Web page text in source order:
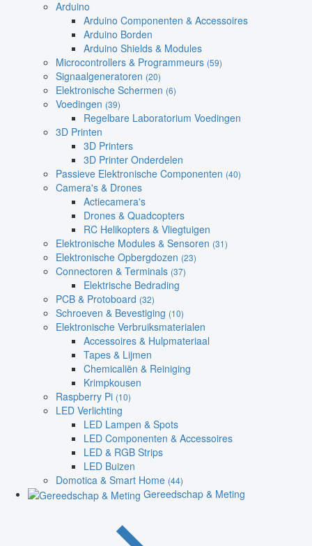
Arduino
Arduino Componenten & Accessoires
Arduino Borden
Arduino Shields & Modules
Microcontrollers & Programmeurs (59)
Signaalgeneratoren (20)
Elektronische Schermen (6)
Voedingen (39)
Regelbare Laboratorium Voedingen
3D Printen
3D Printers
3D Printer Onderdelen
Passieve Elektronische Componenten (40)
Camera's & Drones
Actiecamera's
Drones & Quadcopters
RC Helikopters & Vliegtuigen
Elektronische Modules & Sensoren (31)
Elektronische Opbergdozen (23)
Connectoren & Terminals (37)
Elektrische Bedrading
PCB & Protoboard (32)
Schroeven & Bevestiging (10)
Elektronische Verbruiksmaterialen
Accessoires & Hulpmateriaal
Tapes & Lijmen
Chemicaliën & Reiniging
Krimpkousen
Raspberry Pi (10)
LED Verlichting
LED Lampen & Spots
LED Componenten & Accessoires
LED & RGB Strips
LED Buizen
Domotica & Smart Home (44)
Gereedschap & Meting